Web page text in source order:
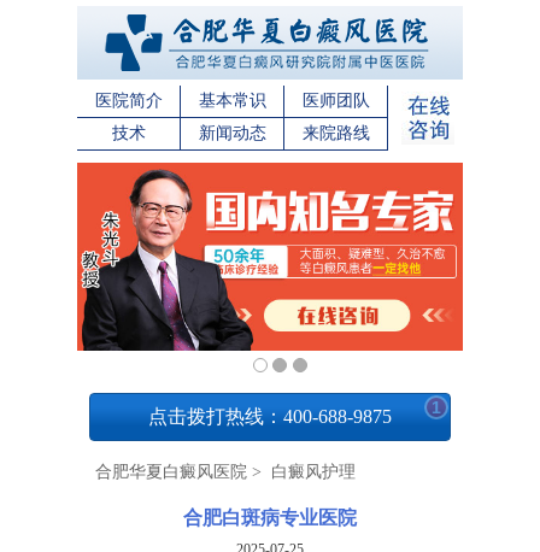
医院简介 基本常识
医师团队
技术
新闻动态 来院路线
点击拨打热线：400-688-9875 1
合肥华夏白癜风医院 > 白癜风护理
合肥白斑病专业医院